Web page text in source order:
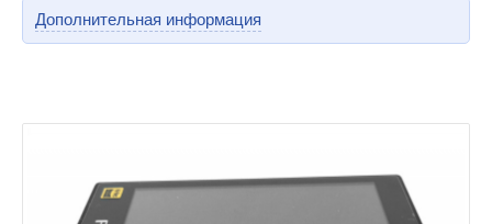
Дополнительная информация